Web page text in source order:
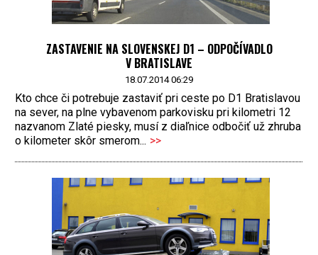
ZASTAVENIE NA SLOVENSKEJ D1 – ODPOČÍVADLO
V BRATISLAVE
18.07.2014 06:29
Kto chce či potrebuje zastaviť pri ceste po D1 Bratislavou
na sever, na plne vybavenom parkovisku pri kilometri 12
nazvanom Zlaté piesky, musí z diaľnice odbočiť už zhruba
o kilometer skôr smerom... >>